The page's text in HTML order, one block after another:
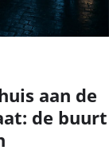
aan de
de buurt